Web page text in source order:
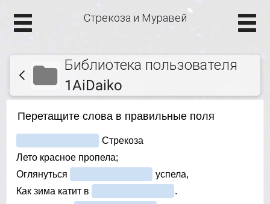
Стрекоза и Муравей
Библиотека пользователя
1AiDaiko